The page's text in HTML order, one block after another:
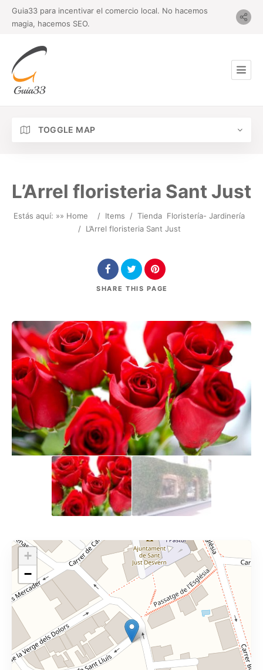
Guia33 para incentivar el comercio local. No hacemos
magia, hacemos SEO.
TOGGLE MAP
L’Arrel floristeria Sant Just
Estás aquí: »» Home / Items / Tienda Floristería- Jardinería
/ L’Arrel floristeria Sant Just
SHARE THIS PAGE
+
−